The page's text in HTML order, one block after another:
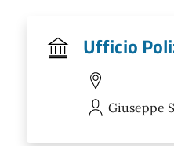
Ufficio
Giuseppe